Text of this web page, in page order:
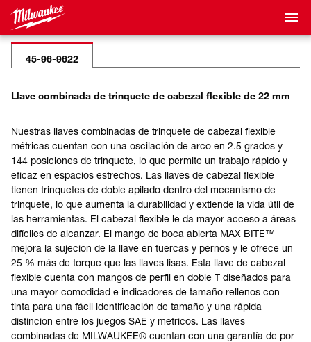
45-96-9622
Llave combinada de trinquete de cabezal flexible de 22 mm
Nuestras llaves combinadas de trinquete de cabezal flexible
métricas cuentan con una oscilación de arco en 2.5 grados y
144 posiciones de trinquete, lo que permite un trabajo rápido y
eficaz en espacios estrechos. Las llaves de cabezal flexible
tienen trinquetes de doble apilado dentro del mecanismo de
trinquete, lo que aumenta la durabilidad y extiende la vida útil de
las herramientas. El cabezal flexible le da mayor acceso a áreas
difíciles de alcanzar. El mango de boca abierta MAX BITE™
mejora la sujeción de la llave en tuercas y pernos y le ofrece un
25 % más de torque que las llaves lisas. Esta llave de cabezal
flexible cuenta con mangos de perfil en doble T diseñados para
una mayor comodidad e indicadores de tamaño rellenos con
tinta para una fácil identificación de tamaño y una rápida
distinción entre los juegos SAE y métricos. Las llaves
combinadas de MILWAUKEE® cuentan con una garantía de por